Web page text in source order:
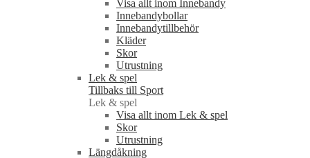
Visa allt inom Innebandy
Innebandybollar
Innebandytillbehör
Kläder
Skor
Utrustning
Lek & spel
Tillbaks till Sport
Lek & spel
Visa allt inom Lek & spel
Skor
Utrustning
Längdåkning